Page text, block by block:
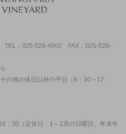
：025-528-4002 FAX：025-528-
の他の休日以外の平日（8：30～17：
：30（定休日 1～2月の日曜日、年末年